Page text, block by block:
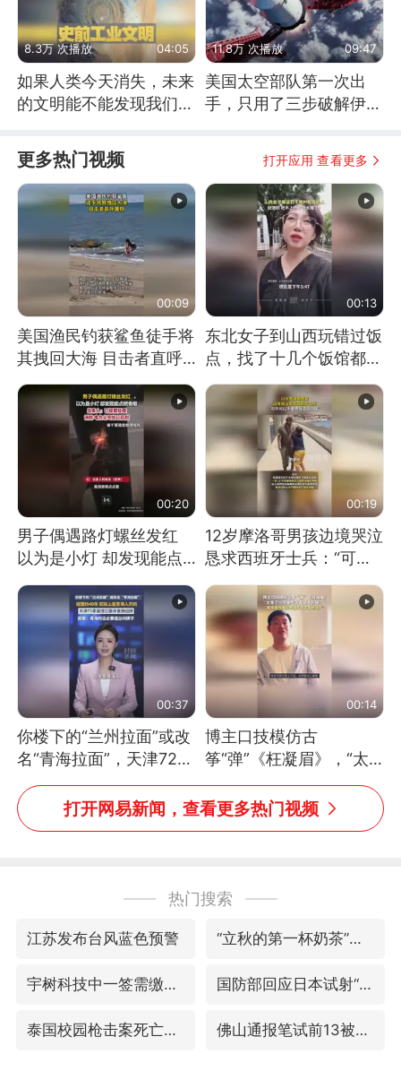
8.3万 次播放 04:05
如果人类今天消失，未来
的文明能不能发现我们存
11.8万 次播放 09:47
美国太空部队第一次出
手，只用了三步破解伊朗
更多热门视频 打开应用 查看更多
00:09
美国渔民钓获鲨鱼徒手将
其拽回大海 目击者直呼
震惊 （视频来源：参考
消息）
00:13
东北女子到山西玩错过饭
点，找了十几个饭馆都没
开门：午休到几点
00:20
男子偶遇路灯螺丝发红
以为是小灯 却发现能点
燃香烟 当事人：已报警
处理
00:19
12岁摩洛哥男孩边境哭泣
恳求西班牙士兵：“可不
可以不要把我遣返回国”
00:37
你楼下的“兰州拉面”或改
名“青海拉面”，天津72家
面馆已集体更换招牌
00:14
博主口技模仿古
筝“弹”《枉凝眉》，“太
像了～你是吃古筝长大的
吗？”“或将成为首位考级
不带古筝的选手。”（来
打开网易新闻，查看更多热门视频
热门搜索
江苏发布台风蓝色预警 “立秋的第一杯奶茶”又爆单了
宇树科技中一签需缴款7.54万元 国防部回应日本试射“战斧”导弹
泰国校园枪击案死亡人数升至7人 佛山通报笔试前13被淘汰后5名进体检